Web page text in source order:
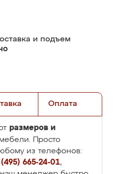
и подъем
Оплата
размеров и
Просто
из телефонов:
665-24-01,